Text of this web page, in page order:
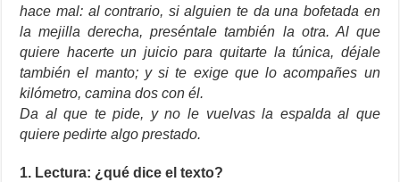
hace mal: al contrario, si alguien te da una bofetada en
la mejilla derecha, preséntale también la otra. Al que
quiere hacerte un juicio para quitarte la túnica, déjale
también el manto; y si te exige que lo acompañes un
kilómetro, camina dos con él.
Da al que te pide, y no le vuelvas la espalda al que
quiere pedirte algo prestado.
1. Lectura: ¿qué dice el texto?